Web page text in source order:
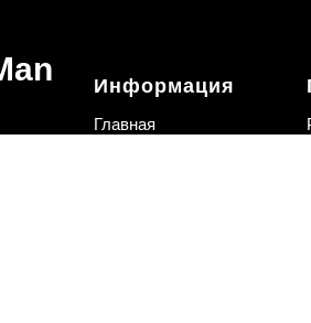
Информация
Главная